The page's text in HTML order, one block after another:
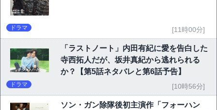
ドラマ [11時00分]
「ラストノート」内田有紀に愛を告白した
寺西拓人だが、坂井真紀から逃れられる
か？【第5話ネタバレと第6話予告】
ドラマ [10時56分]
ソン・ガン除隊後初主演作「フォーハン